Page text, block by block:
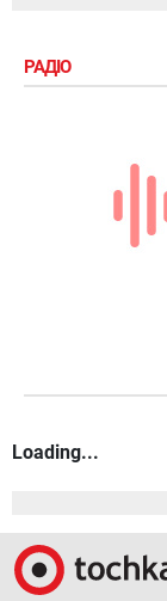
РАДІО
Loading...